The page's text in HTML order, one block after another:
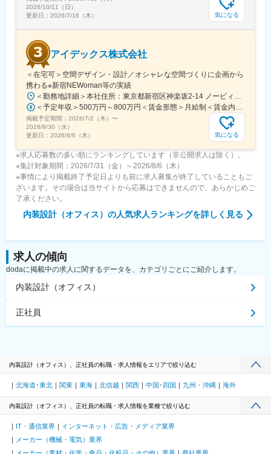
2026/10/11（日）
更新日： 2026/7/16（木） 気になる
アイデックス株式会社
＜在宅可＞空間デザイン・設計／オシャレな空間づくりに企画から
携わる※新宿NEWoman等の実績
掲載予定期間： 2026/7/2（木） 〜
2026/9/30（水）
更新日： 2026/8/6（木） 気になる
※求人応募数の多い順にランキングしています（非公開求人は除く）。
※集計対象期間：2026/7/31（金）～2026/8/6（木）
※事情により掲載終了予定日よりも前に求人募集が終了していることもご
ざいます。その場合は当サイトから応募はできませんので、あらかじめご
了承ください。
内装設計（オフィス） の人気求人ランキングを詳しく見る
求人の傾向
dodaに掲載中の求人に関するデータを、カテゴリごとにご紹介します。
内装設計（オフィス）
正社員
内装設計（オフィス）、正社員の転職・求人情報をエリアで絞り込む
北海道･東北 関東 東海 北信越 関西 中国･四国 九州・沖縄 海外
内装設計（オフィス）、正社員の転職・求人情報を業種で絞り込む
IT・通信業界
インターネット・広告・メディア業界
メーカー（機械・電気）業界